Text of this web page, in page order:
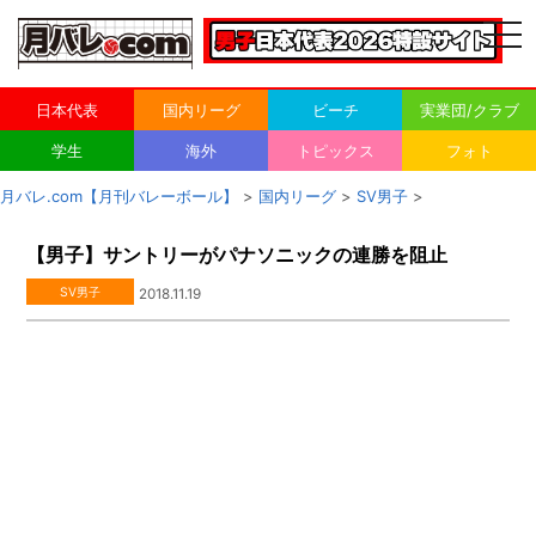
日本代表 国内リーグ ビーチ 実業団/クラブ
学生 海外 トピックス フォト
月バレ.com【月刊バレーボール】 > 国内リーグ > SV男子 >
【男子】サントリーがパナソニックの連勝を阻止
SV男子 2018.11.19